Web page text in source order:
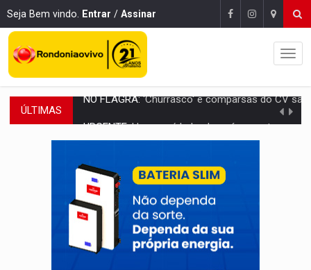
Seja Bem vindo. Entrar / Assinar
ÚLTIMAS Homem é baleado após apontar arma para
GRAVE:Homem é esfaqueado no peito durante briga
VÍDEO: Denarc e Receita Federal apreendem 12 kg de skunk e arma que
OPERAÇÃO DA PC: Membros do CV são presos com armas e drogas
ENTRADA GRATUITA:Espetáculo As Marias Somos Nós será
VÍDEO:Três são presos após furto de motocicleta em frente